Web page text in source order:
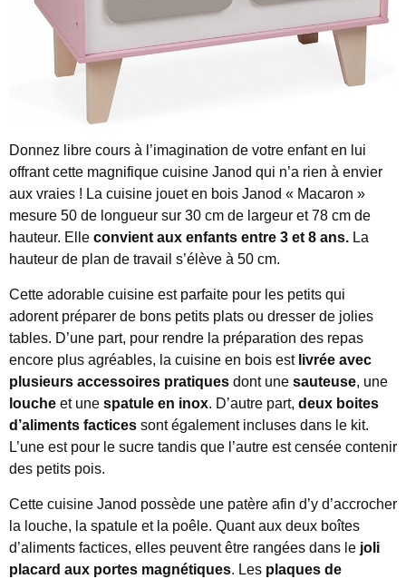
Donnez libre cours à l’imagination de votre enfant en lui
offrant cette magnifique cuisine Janod qui n’a rien à envier
aux vraies ! La cuisine jouet en bois Janod « Macaron »
mesure 50 de longueur sur 30 cm de largeur et 78 cm de
hauteur. Elle convient aux enfants entre 3 et 8 ans. La
hauteur de plan de travail s’élève à 50 cm.
Cette adorable cuisine est parfaite pour les petits qui
adorent préparer de bons petits plats ou dresser de jolies
tables. D’une part, pour rendre la préparation des repas
encore plus agréables, la cuisine en bois est livrée avec
plusieurs accessoires pratiques dont une sauteuse, une
louche et une spatule en inox. D’autre part, deux boites
d’aliments factices sont également incluses dans le kit.
L’une est pour le sucre tandis que l’autre est censée contenir
des petits pois.
Cette cuisine Janod possède une patère afin d’y d’accrocher
la louche, la spatule et la poêle. Quant aux deux boîtes
d’aliments factices, elles peuvent être rangées dans le joli
placard aux portes magnétiques. Les plaques de